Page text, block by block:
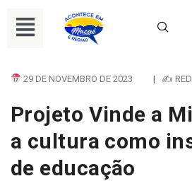
29 DE NOVEMBRO DE 2023 | ✍
Projeto Vinde a
a cultura como
de educação